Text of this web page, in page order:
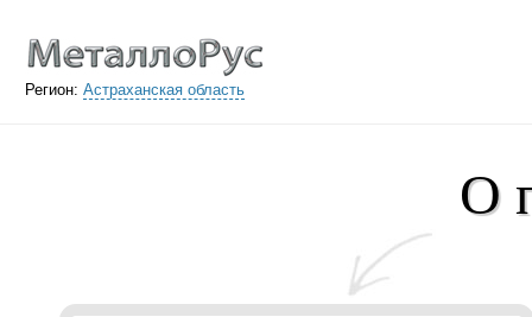
Регион: Астраханская область
О